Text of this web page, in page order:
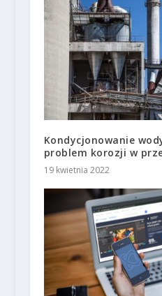
Kondycjonowanie
problem korozji w
19 kwietnia 2022